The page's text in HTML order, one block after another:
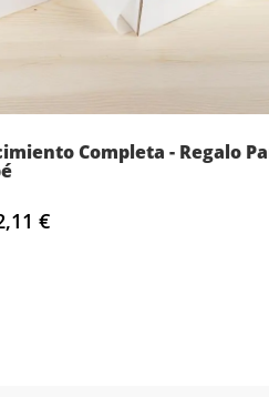
Completa - Regalo
€